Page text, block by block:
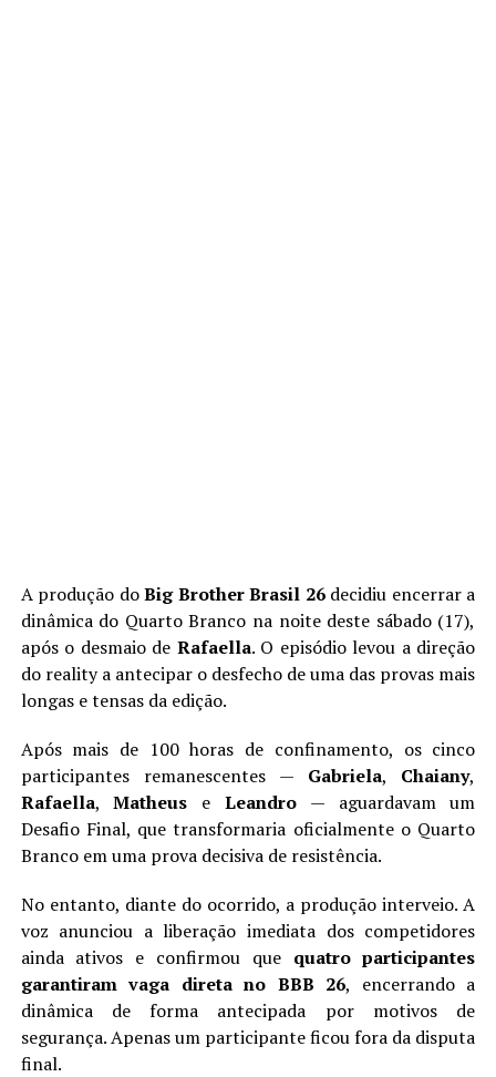
A produção doBig Brother Brasil 26decidiu encerrar a
dinâmica do Quarto Branco na noite deste sábado (17),
após o desmaio de Rafaella. O episódio levou a direção
do reality a antecipar o desfecho de uma das provas mais
longas e tensas da edição.
Após mais de 100 horas de confinamento, os cinco
participantes remanescentes — Gabriela, Chaiany,
Rafaella,Matheus e Leandro — aguardavam um
Desafio Final, que transformaria oficialmente o Quarto
Branco em uma prova decisiva de resistência.
No entanto, diante do ocorrido, a produção interveio. A
voz anunciou a liberação imediata dos competidores
ainda ativos e confirmou que quatro participantes
garantiram vaga direta no BBB 26, encerrando a
dinâmica de forma antecipada por motivos de
segurança. Apenas um participante ficou fora da disputa
final.